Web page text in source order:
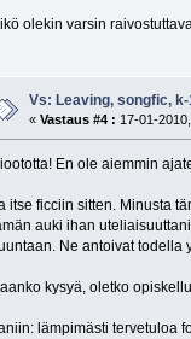
olekin varsin
Vs: Leaving, songfic, k-
«Vastaus #4 : 17-01-
En ole aiemmin
itse ficciin sitten. Minusta
auki ihan
Ne antoivat todella
kysyä, oletko
lämpimästi tervetuloa